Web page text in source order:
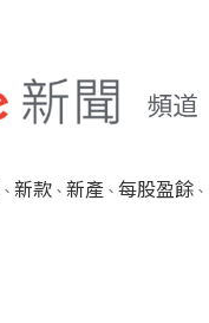
、 新款、 新產、 每股盈餘、